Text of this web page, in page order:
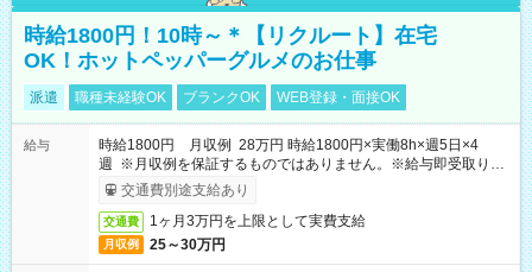
時給1800円！10時～＊【リクルート】在宅
OK！ホットペッパーグルメのお仕事
派遣 職種未経験OK ブランクOK WEB登録・面接OK
給与
時給1800円 月収例 28万円 時給1800円×実働8h×週5日×4
週 ※月収例を保証するものではありません。※給与即受取りサ
ービス利用可（利用条件有）
交通費別途支給あり
交通費 1ヶ月3万円を上限として実費支給
月収例 25～30万円